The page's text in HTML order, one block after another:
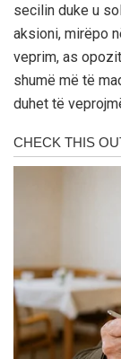
secilin duke u
aksioni, mirëpo
veprim, as
shumë më të
duhet të